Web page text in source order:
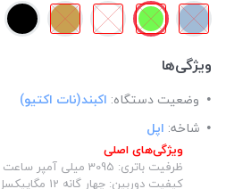
ویژگی‌ها
وضعیت دستگاه: اکبند(نات اکتیو)
شاخه: اپل
ویژگی‌های اصلی
ظرفیت باتری: 3095 میلی آمپر ساعت